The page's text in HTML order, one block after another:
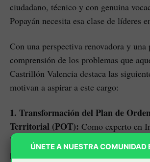
ciudadano, técnico y con genuina
Popayán necesita esa clase de líderes
Con una perspectiva renovadora y una
comprensión de los problemas que
Castrillón Valencia destaca las
motivan a aspirar a este cargo:
1. Transformación del Plan de
Territorial (POT): Como experto en
Transporte y del Territorio, Castrillón
propone liderar la aprobación de un
ÚNETE A NUESTRA COMUNIDAD